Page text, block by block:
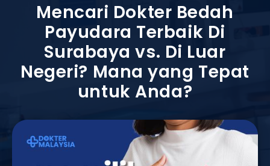
Mencari Dokter Bedah
Payudara Terbaik Di
Surabaya vs. Di Luar
Negeri? Mana yang Tepat
untuk Anda?